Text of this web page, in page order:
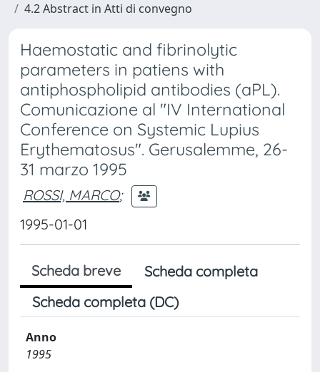
4.2 Abstract in Atti di convegno
Haemostatic and fibrinolytic
parameters in patiens with
antiphospholipid antibodies (aPL).
Comunicazione al "IV International
Conference on Systemic Lupius
Erythematosus". Gerusalemme, 26-
31 marzo 1995
ROSSI, MARCO;
1995-01-01
Scheda breve
Scheda completa
Scheda completa (DC)
Anno
1995